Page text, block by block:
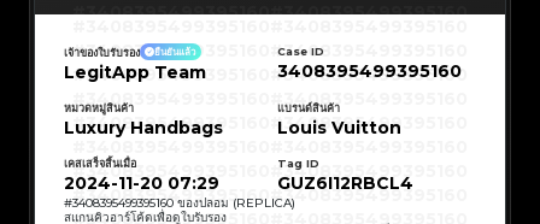
#3066123689299189#3066123689299189
#3066123689299189
#3066123689299189
#3066123689299189
#3066123689299189
#3066123689299189
#3066123689299189
#3066123689299189
#3066123689299189
#3066123689299189
#3066123689299189
#3066123689299189
#3066123689299189#3066123689299189
#3066123689299189#3066123689299189
#3066123689299189
#3066123689299189
#3066123689299189
#3066123689299189
#3066123689299189
#3066123689299189
#3066123689299189
#3066123689299189
#3066123689299189
#3066123689299189
#3066123689299189
#3066123689299189
#3066123689299189#3066123689299189
#3408395499395160#3408395499395160
#3408395499395160
#3408395499395160
#3408395499395160
#3408395499395160
#3408395499395160
#3408395499395160
#3408395499395160
#3408395499395160
#3408395499395160
#3408395499395160
#3408395499395160
#3408395499395160
#3408395499395160#3408395499395160
#3408395499395160
#3408395499395160
#3408395499395160
#3408395499395160
#3408395499395160
#3408395499395160
#3408395499395160
#3408395499395160
#3408395499395160
#3408395499395160
#3408395499395160 #3408395499395160
#3408395499395160
#3408395499395160
เจ้าของใบรับรอง ยืนยันแล้ว
LegitApp Team
Case ID
3408395499395160
หมวดหมู่สินค้า
Luxury Handbags
แบรนด์สินค้า
Louis Vuitton
เคสเสร็จสิ้นเมื่อ
2024-11-20 07:29
Tag ID
GUZ6I12RBCL4
#3408395499395160 ของปลอม (REPLICA)
สแกนคิวอาร์โค้ดเพื่อดูใบรับรอง